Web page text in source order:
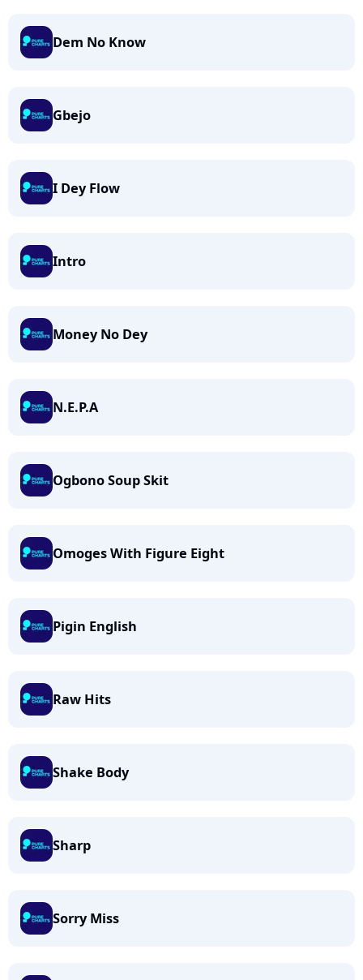
Dem No Know
Gbejo
I Dey Flow
Intro
Money No Dey
N.E.P.A
Ogbono Soup Skit
Omoges With Figure Eight
Pigin English
Raw Hits
Shake Body
Sharp
Sorry Miss